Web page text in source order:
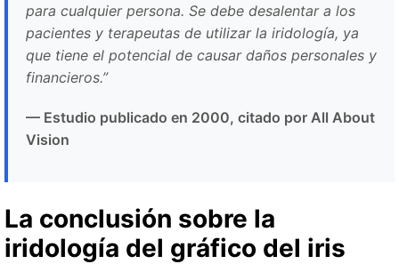
para cualquier persona. Se debe desalentar a los
pacientes y terapeutas de utilizar la iridología, ya
que tiene el potencial de causar daños personales y
financieros.”
— Estudio publicado en 2000, citado por All About
Vision
La conclusión sobre la
iridología del gráfico del iris